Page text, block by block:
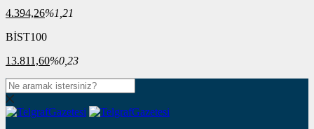
4.394,26%1,21
BİST100
13.811,60%0,23